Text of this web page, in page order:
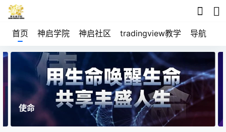
首页 神启学院 神启社区 tradingview教学 导航
使命